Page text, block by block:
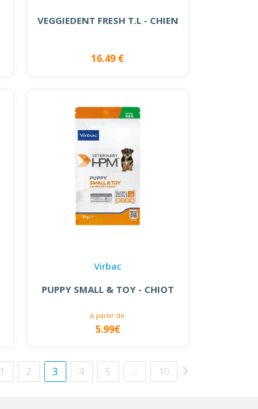
VEGGIEDENT FRESH T.L - CHIEN
16.49 €
Virbac
PUPPY SMALL & TOY - CHIOT
à partir de
5.99€
1 2 3 4 5 … 10